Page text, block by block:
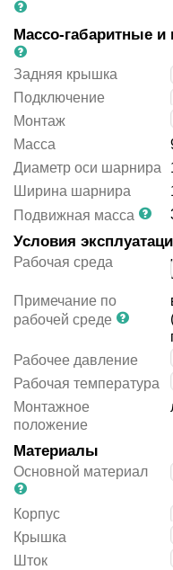
Массо-габаритные и
Задняя крышка
Подключение
Монтаж
Масса
Диаметр оси шарнира
Ширина шарнира
Подвижная масса
Условия
Рабочая среда
Примечание по
рабочей среде
Рабочее давление
Рабочая температура
Монтажное
положение
Материалы
Основной материал
Корпус
Крышка
Шток